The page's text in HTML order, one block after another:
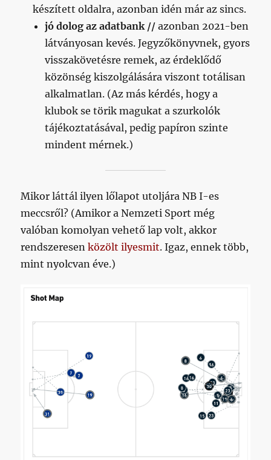
készített oldalra, azonban idén már az sincs.
jó dolog az adatbank // azonban 2021-ben
látványosan kevés. Jegyzőkönyvnek, gyors
visszakövetésre remek, az érdeklődő
közönség kiszolgálására viszont totálisan
alkalmatlan. (Az más kérdés, hogy a
klubok se törik magukat a szurkolók
tájékoztatásával, pedig papíron szinte
mindent mérnek.)
Mikor láttál ilyen lőlapot utoljára NB I-es
meccsről? (Amikor a Nemzeti Sport még
valóban komolyan vehető lap volt, akkor
rendszeresenközölt ilyesmit. Igaz, ennek több,
mint nyolcvan éve.)